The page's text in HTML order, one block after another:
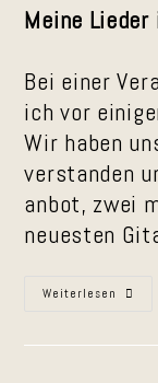
Meine
Bei einer
ich vor
Wir haben
verstanden
anbot, zwei
neuesten
Weiterlesen